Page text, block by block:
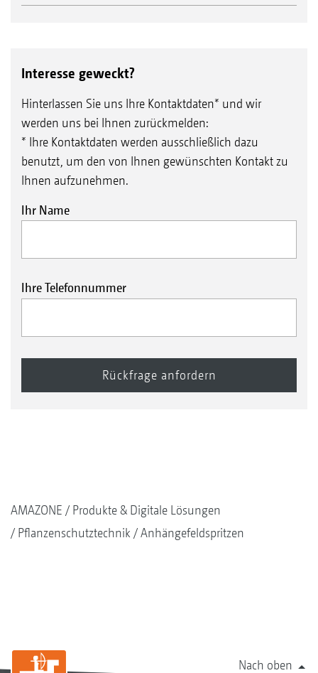
Interesse geweckt?
Hinterlassen Sie uns Ihre Kontaktdaten* und wir
werden uns bei Ihnen zurückmelden:
* Ihre Kontaktdaten werden ausschließlich dazu
benutzt, um den von Ihnen gewünschten Kontakt zu
Ihnen aufzunehmen.
Ihr Name
Ihre Telefonnummer
AMAZONE
Produkte & Digitale Lösungen
Pflanzenschutztechnik
Anhängefeldspritzen
Nach oben